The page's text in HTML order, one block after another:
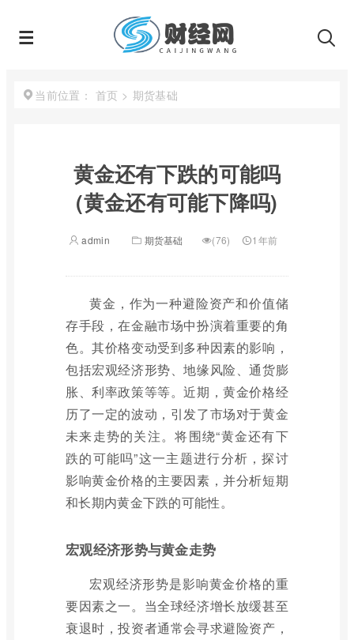
当前位置： 首页 > 期货基础
黄金还有下跌的可能吗
(黄金还有可能下降吗)
admin 期货基础 (76) 1年前
黄金，作为一种避险资产和价值储
存手段，在金融市场中扮演着重要的角
色。其价格变动受到多种因素的影响，
包括宏观经济形势、地缘风险、通货膨
胀、利率政策等等。近期，黄金价格经
历了一定的波动，引发了市场对于黄金
未来走势的关注。将围绕“黄金还有下
跌的可能吗”这一主题进行分析，探讨
影响黄金价格的主要因素，并分析短期
和长期内黄金下跌的可能性。
宏观经济形势与黄金走势
宏观经济形势是影响黄金价格的重
要因素之一。当全球经济增长放缓甚至
衰退时，投资者通常会寻求避险资产，